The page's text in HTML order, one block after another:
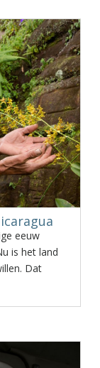
eeuw
is het land
Dat